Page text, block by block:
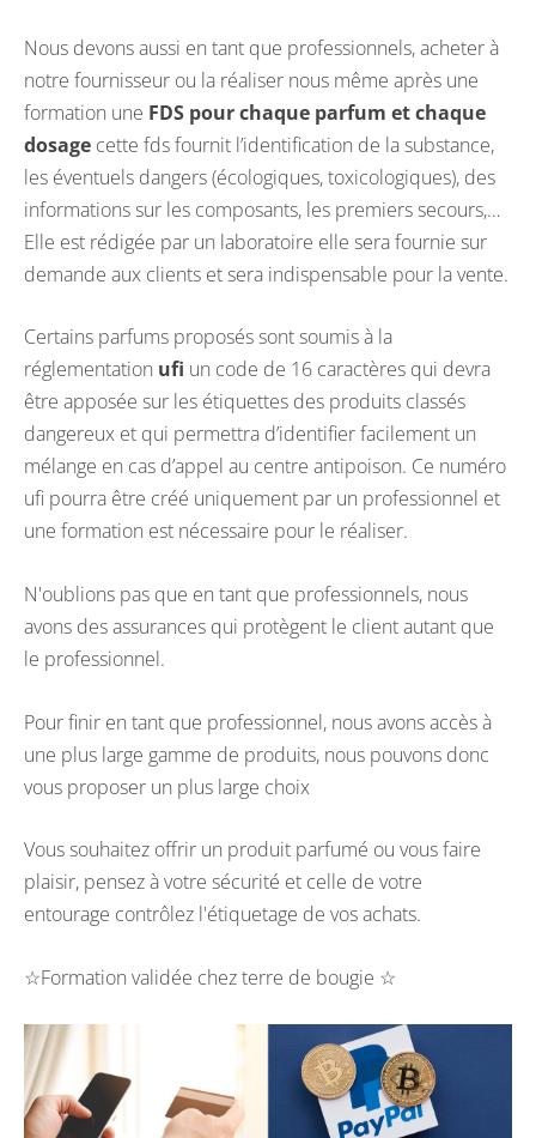
Nous devons aussi en tant que professionnels, acheter à
notre fournisseur ou la réaliser nous même après une
formation une FDS pour chaque parfum et chaque
dosage cette fds fournit l’identification de la substance,
les éventuels dangers (écologiques, toxicologiques), des
informations sur les composants, les premiers secours,…
Elle est rédigée par un laboratoire elle sera fournie sur
demande aux clients et sera indispensable pour la vente.
Certains parfums proposés sont soumis à la
réglementation ufi un code de 16 caractères qui devra
être apposée sur les étiquettes des produits classés
dangereux et qui permettra d’identifier facilement un
mélange en cas d’appel au centre antipoison. Ce numéro
ufi pourra être créé uniquement par un professionnel et
une formation est nécessaire pour le réaliser.
N'oublions pas que en tant que professionnels, nous
avons des assurances qui protègent le client autant que
le professionnel.
Pour finir en tant que professionnel, nous avons accès à
une plus large gamme de produits, nous pouvons donc
vous proposer un plus large choix
Vous souhaitez offrir un produit parfumé ou vous faire
plaisir, pensez à votre sécurité et celle de votre
entourage contrôlez l'étiquetage de vos achats.
☆Formation validée chez terre de bougie ☆